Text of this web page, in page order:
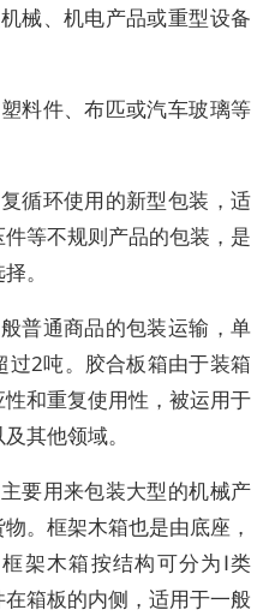
械、机电产品或重型设备
料件、布匹或汽车玻璃等
循环使用的新型包装，适
等不规则产品的包装，是
。
普通商品的包装运输，单
2吨。胶合板箱由于装箱
和重复使用性，被运用于
其他领域。
要用来包装大型的机械产
。框架木箱也是由底座，
架木箱按结构可分为Ⅰ类
在箱板的内侧，适用于一般